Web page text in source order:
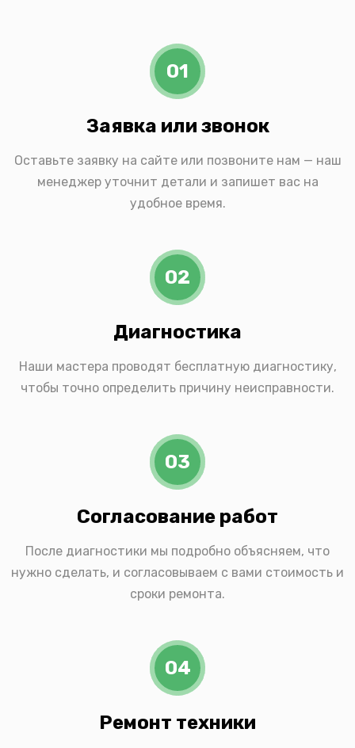
01
Заявка или звонок
Оставьте заявку на сайте или позвоните нам — наш
менеджер уточнит детали и запишет вас на
удобное время.
02
Диагностика
Наши мастера проводят бесплатную диагностику,
чтобы точно определить причину неисправности.
03
Согласование работ
После диагностики мы подробно объясняем, что
нужно сделать, и согласовываем с вами стоимость и
сроки ремонта.
04
Ремонт техники